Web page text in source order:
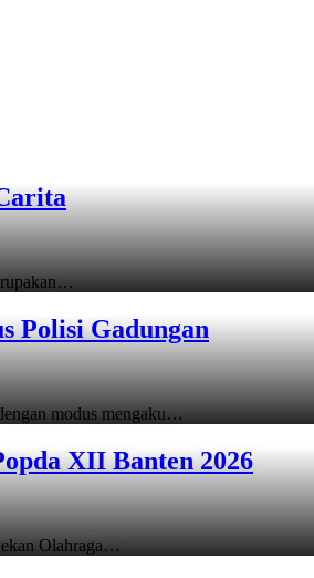
Polisi Gadungan
modus mengaku…
XII Banten 2026
Olahraga…